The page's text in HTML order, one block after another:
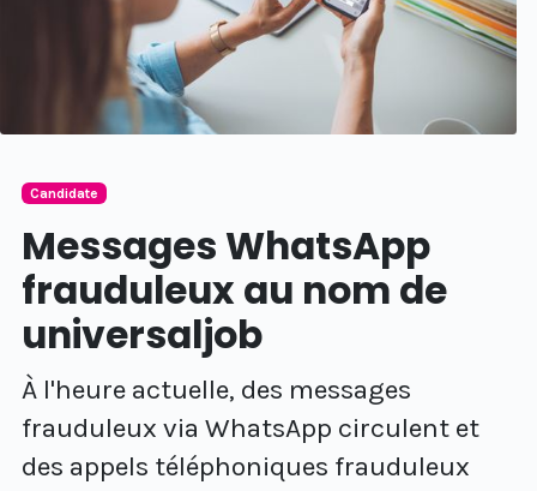
Candidate
Messages WhatsApp
frauduleux au nom de
universaljob
À l'heure actuelle, des messages
frauduleux via WhatsApp circulent et
des appels téléphoniques frauduleux